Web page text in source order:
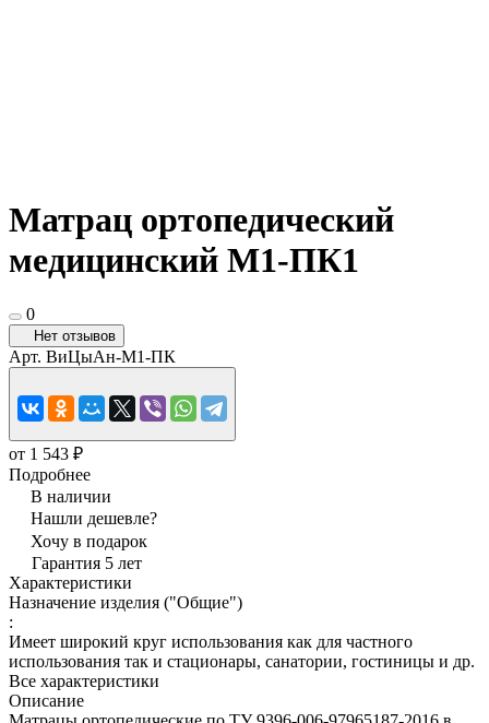
Матрац ортопедический
медицинский М1-ПК1
0
Нет отзывов
Арт. ВиЦыАн-М1-ПК
от 1 543 ₽
Подробнее
В наличии
Нашли дешевле?
Хочу в подарок
Гарантия 5 лет
Характеристики
Назначение изделия ("Общие")
:
Имеет широкий круг использования как для частного
использования так и стационары, санатории, гостиницы и др.
Все характеристики
Описание